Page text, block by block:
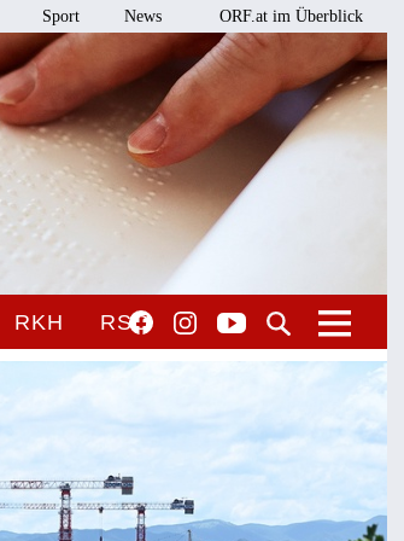
Sport News ORF.at im Überblick
RKH RSO